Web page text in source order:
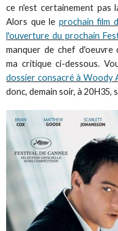
ce n'est certainement pas
Alors que le prochain film
l'ouverture du prochain
manquer de chef d'oeuvre
ma critique ci-dessous.
dossier consacré à Woody
donc, demain soir, à 20H35,